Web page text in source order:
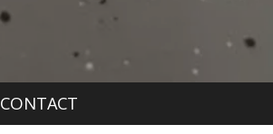
CONTACT